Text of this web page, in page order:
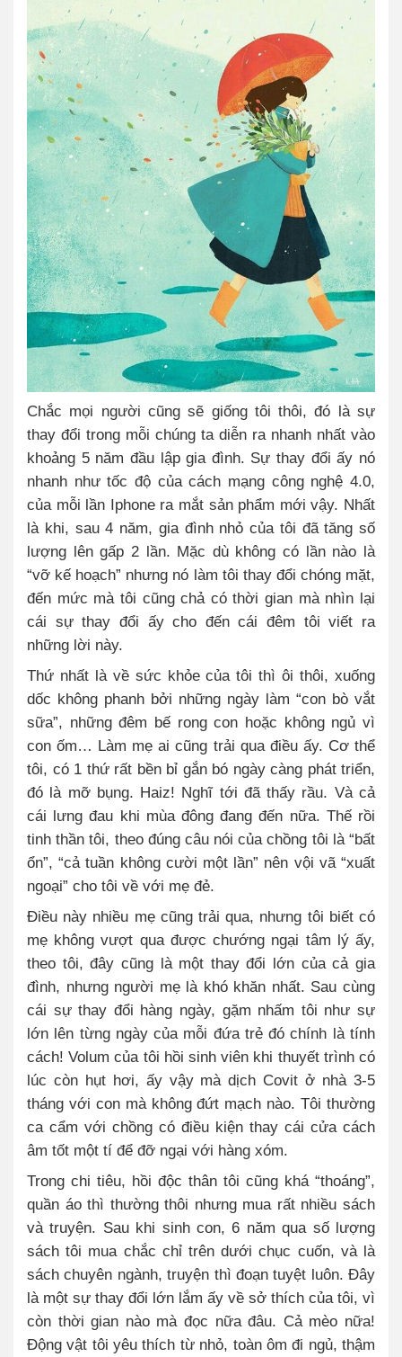
Chắc mọi người cũng sẽ giống tôi thôi, đó là sự
thay đổi trong mỗi chúng ta diễn ra nhanh nhất vào
khoảng 5 năm đầu lập gia đình. Sự thay đổi ấy nó
nhanh như tốc độ của cách mạng công nghệ 4.0,
của mỗi lần Iphone ra mắt sản phẩm mới vậy. Nhất
là khi, sau 4 năm, gia đình nhỏ của tôi đã tăng số
lượng lên gấp 2 lần. Mặc dù không có lần nào là
“vỡ kế hoạch” nhưng nó làm tôi thay đổi chóng mặt,
đến mức mà tôi cũng chả có thời gian mà nhìn lại
cái sự thay đổi ấy cho đến cái đêm tôi viết ra
những lời này.
Thứ nhất là về sức khỏe của tôi thì ôi thôi, xuống
dốc không phanh bởi những ngày làm “con bò vắt
sữa”, những đêm bế rong con hoặc không ngủ vì
con ốm… Làm mẹ ai cũng trải qua điều ấy. Cơ thể
tôi, có 1 thứ rất bền bỉ gắn bó ngày càng phát triển,
đó là mỡ bụng. Haiz! Nghĩ tới đã thấy rầu. Và cả
cái lưng đau khi mùa đông đang đến nữa. Thế rồi
tinh thần tôi, theo đúng câu nói của chồng tôi là “bất
ổn”, “cả tuần không cười một lần” nên vội vã “xuất
ngoại” cho tôi về với mẹ đẻ.
Điều này nhiều mẹ cũng trải qua, nhưng tôi biết có
mẹ không vượt qua được chướng ngại tâm lý ấy,
theo tôi, đây cũng là một thay đổi lớn của cả gia
đình, nhưng người mẹ là khó khăn nhất. Sau cùng
cái sự thay đổi hàng ngày, gặm nhấm tôi như sự
lớn lên từng ngày của mỗi đứa trẻ đó chính là tính
cách! Volum của tôi hồi sinh viên khi thuyết trình có
lúc còn hụt hơi, ấy vậy mà dịch Covit ở nhà 3-5
tháng với con mà không đứt mạch nào. Tôi thường
ca cẩm với chồng có điều kiện thay cái cửa cách
âm tốt một tí để đỡ ngại với hàng xóm.
Trong chi tiêu, hồi độc thân tôi cũng khá “thoáng”,
quần áo thì thường thôi nhưng mua rất nhiều sách
và truyện. Sau khi sinh con, 6 năm qua số lượng
sách tôi mua chắc chỉ trên dưới chục cuốn, và là
sách chuyên ngành, truyện thì đoạn tuyệt luôn. Đây
là một sự thay đổi lớn lắm ấy về sở thích của tôi, vì
còn thời gian nào mà đọc nữa đâu. Cả mèo nữa!
Động vật tôi yêu thích từ nhỏ, toàn ôm đi ngủ, thậm